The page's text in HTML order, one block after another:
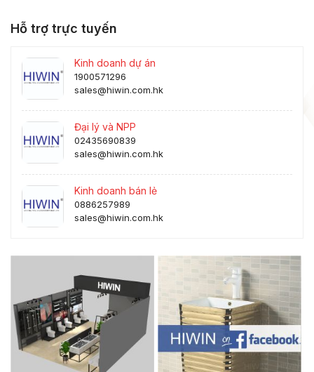
Hỗ trợ trực tuyến
Kinh doanh dự án
1900571296
sales@hiwin.com.hk
Đại lý và NPP
02435690839
sales@hiwin.com.hk
Kinh doanh bán lẻ
0886257989
sales@hiwin.com.hk